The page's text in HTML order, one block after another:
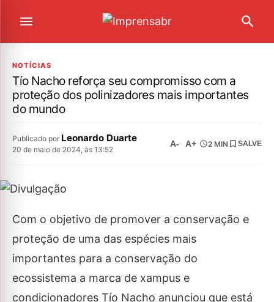
NOTÍCIAS
Tío Nacho reforça seu compromisso com a
proteção dos polinizadores mais importantes
do mundo
Publicado por Leonardo Duarte
20 de maio de 2024, às 13:52
A- A+ 2 MIN SALVE
Com o objetivo de promover a conservação e
proteção de uma das espécies mais
importantes para a conservação do
ecossistema a marca de xampus e
condicionadores Tío Nacho anunciou que está